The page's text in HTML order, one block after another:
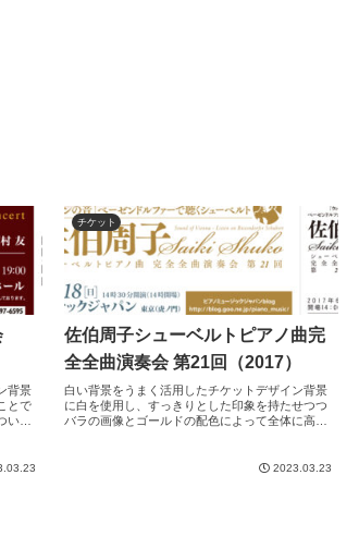
背景
とで
て
チケット
佐伯周子シューベルトピアノ曲完
全全曲演奏会 第21回（2017）
白い背景をうまく活用したチケットデザイン背景
に白を使用し、すっきりとした印象を持たせつつ
バラの画像とゴールドの配色によって全体に高級
2023.03.23